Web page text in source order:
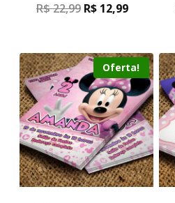
R$22,99 R$ 12,99
Oferta!